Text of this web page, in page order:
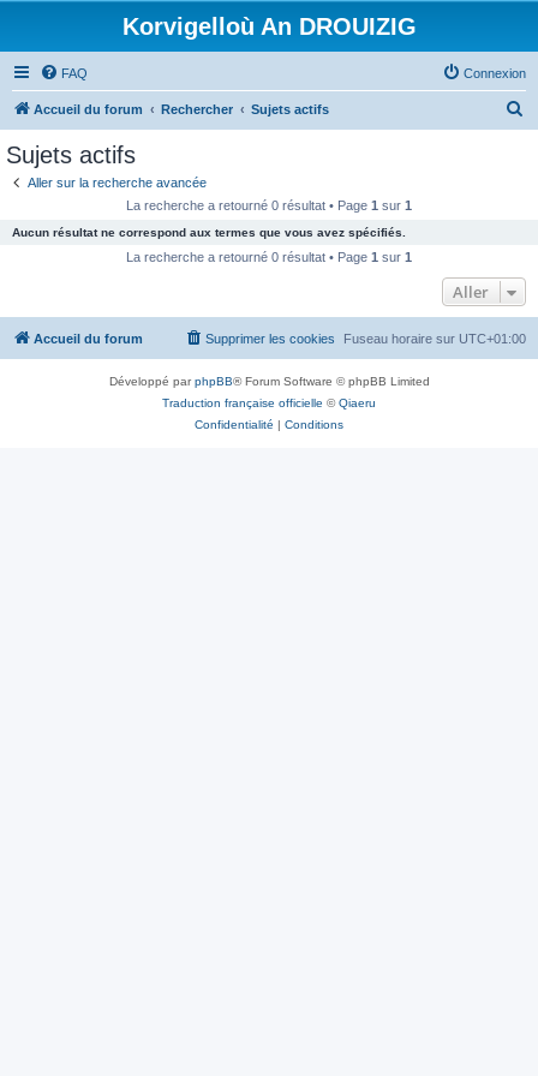
Korvigelloù An DROUIZIG
FAQ Connexion
Accueil du forum Rechercher Sujets actifs
c
e
Sujets actifs
Aller sur la recherche avancée
La recherche a retourné 0 résultat • Page 1 sur 1
Aucun résultat ne correspond aux termes que vous avez spécifiés.
La recherche a retourné 0 résultat • Page 1 sur 1
Aller
Accueil du forum Fuseau horaire sur UTC+01:00
Supprimer les cookies
Développé parphpBB® Forum Software © phpBB Limited
Traduction française officielle ©Qiaeru
Confidentialité | Conditions